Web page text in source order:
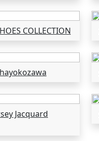
COLLECTION
Jacquard